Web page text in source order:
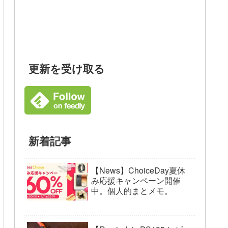
更新を受け取る
新着記事
【News】ChoiceDay夏休
み応援キャンペーン開催
中。個人的まとメモ。